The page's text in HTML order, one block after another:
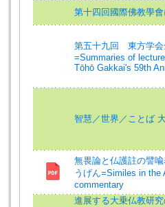
第十四回國際佛教學
第五十九回 東方学会
=Summaries of
Tōhō Gakkai's 59th
智慧／世界／ことば
無畏論と仏護註の譬
うげん=Similes in the
commentary
進展する大乗仏教研